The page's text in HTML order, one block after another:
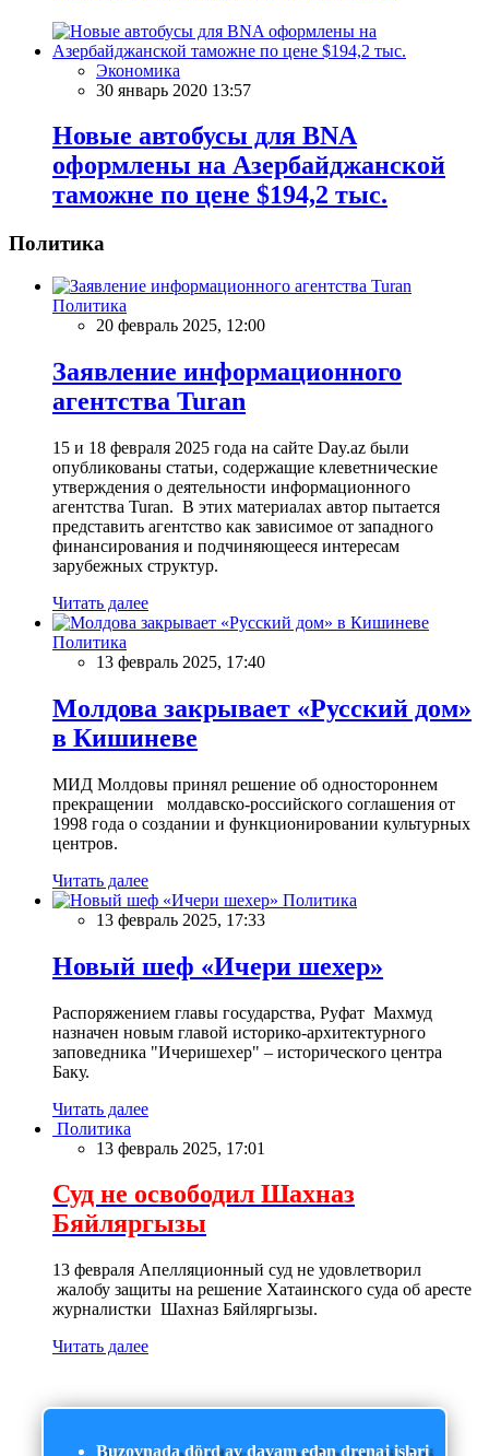
Экономика
30 январь 2020 13:57
Новые автобусы для BNA
оформлены на Азербайджанской
таможне по цене $194,2 тыс.
Политика
Политика
20 февраль 2025, 12:00
Заявление информационного
агентства Turan
15 и 18 февраля 2025 года на сайте Day.az были
опубликованы статьи, содержащие клеветнические
утверждения о деятельности информационного
агентства Turan. В этих материалах автор пытается
представить агентство как зависимое от западного
финансирования и подчиняющееся интересам
зарубежных структур.
Читать далее
Политика
13 февраль 2025, 17:40
Молдова закрывает «Русский дом»
в Кишиневе
МИД Молдовы принял решение об одностороннем
прекращении молдавско-российского соглашения от
1998 года о создании и функционировании культурных
центров.
Читать далее
Политика
13 февраль 2025, 17:33
Новый шеф «Ичери шехер»
Распоряжением главы государства, Руфат Махмуд
назначен новым главой историко-архитектурного
заповедника "Ичеришехер" – исторического центра
Баку.
Читать далее
Политика
13 февраль 2025, 17:01
Суд не освободил Шахназ
Бяйляргызы
13 февраля Апелляционный суд не удовлетворил
жалобу защиты на решение Хатаинского суда об аресте
журналистки Шахназ Бяйляргызы.
Читать далее
Buzovnada dörd ay davam edən drenaj işləri